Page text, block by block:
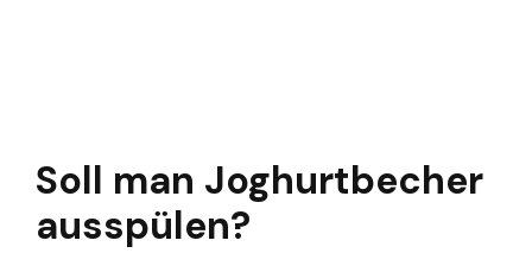
Soll man Joghurtbecher
ausspülen?